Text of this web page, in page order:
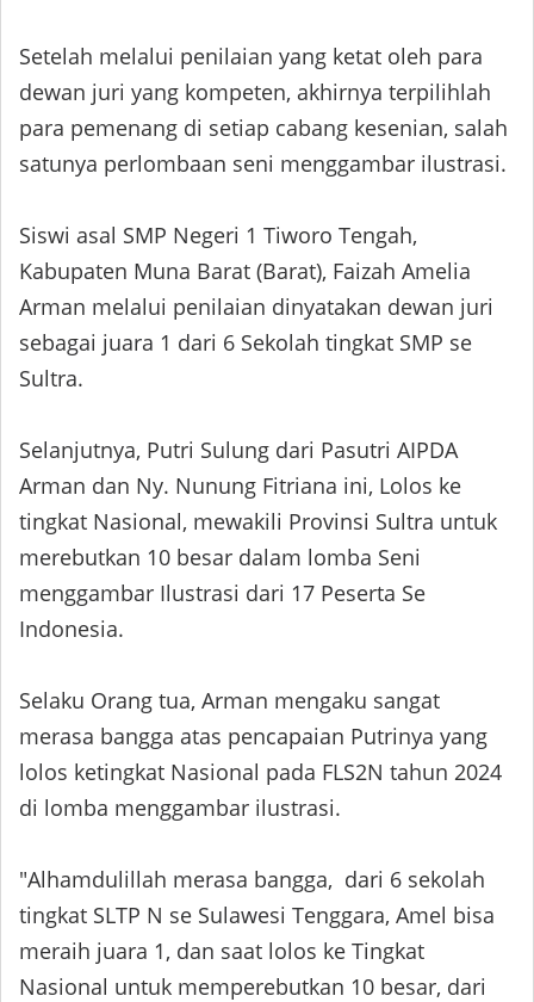
Setelah melalui penilaian yang ketat oleh para
dewan juri yang kompeten, akhirnya terpilihlah
para pemenang di setiap cabang kesenian, salah
satunya perlombaan seni menggambar ilustrasi.
Siswi asal SMP Negeri 1 Tiworo Tengah,
Kabupaten Muna Barat (Barat), Faizah Amelia
Arman melalui penilaian dinyatakan dewan juri
sebagai juara 1 dari 6 Sekolah tingkat SMP se
Sultra.
Selanjutnya, Putri Sulung dari Pasutri AIPDA
Arman dan Ny. Nunung Fitriana ini, Lolos ke
tingkat Nasional, mewakili Provinsi Sultra untuk
merebutkan 10 besar dalam lomba Seni
menggambar Ilustrasi dari 17 Peserta Se
Indonesia.
Selaku Orang tua, Arman mengaku sangat
merasa bangga atas pencapaian Putrinya yang
lolos ketingkat Nasional pada FLS2N tahun 2024
di lomba menggambar ilustrasi.
"Alhamdulillah merasa bangga, dari 6 sekolah
tingkat SLTP N se Sulawesi Tenggara, Amel bisa
meraih juara 1, dan saat lolos ke Tingkat
Nasional untuk memperebutkan 10 besar, dari